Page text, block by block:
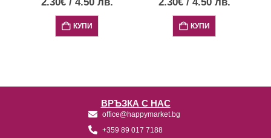
КУПИ КУПИ
ВРЪЗКА С НАС
office@happymarket.bg
+359 89 017 7188